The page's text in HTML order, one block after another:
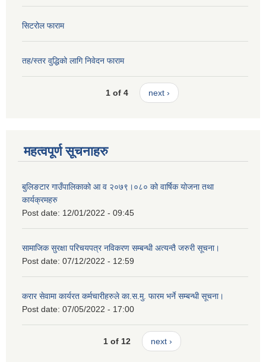
सिटरोल फाराम
तह/स्तर वुद्धिको लागि निवेदन फाराम
1 of 4 next ›
महत्वपूर्ण सूचनाहरु
बुलिङटार गाउँपालिकाको आ व २०७९।०८० को वार्षिक योजना तथा
कार्यक्रमहरु
Post date: 12/01/2022 - 09:45
सामाजिक सुरक्षा परिचयपत्र नविकरण सम्बन्धी अत्यन्तै जरुरी सूचना।
Post date: 07/12/2022 - 12:59
करार सेवामा कार्यरत कर्मचारीहरुले का.स.मु. फारम भर्ने सम्बन्धी सूचना।
Post date: 07/05/2022 - 17:00
1 of 12 next ›